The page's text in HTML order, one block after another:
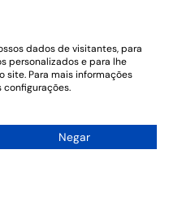
Inc., Google LLC,
oficiais. Somos um
do Brasil – Alexandre
22477 –Política de
dados de visitantes, para
personalizados e para lhe
Para mais informações
configurações.
Negar